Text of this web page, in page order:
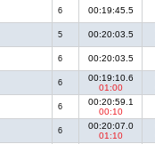
6 00:19:45.5
5 00:20:03.5
6 00:20:03.5
6
00:19:10.6
01:00
6
00:20:59.1
00:10
6
00:20:07.0
01:10